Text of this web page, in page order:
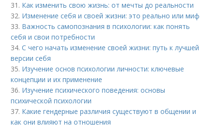
31. Как изменить свою жизнь: от мечты до реальности
32. Изменение себя и своей жизни: это реально или миф
33. Важность самопознания в психологии: как понять
себя и свои потребности
34.С чего начать изменение своей жизни: путь к лучшей
версии себя
35. Изучение основ психологии личности: ключевые
концепции и их применение
36. Изучение психического поведения: основы
психической психологии
37. Какие гендерные различия существуют в общении и
как они влияют на отношения